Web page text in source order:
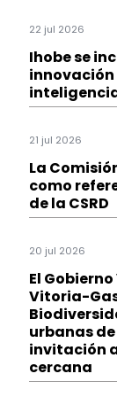
22 jul 2026
Ihobe se
21 jul 2026
La
como
de la CSRD
20 jul 2026
El
Vitoria-
urbanas
invitación
cercana